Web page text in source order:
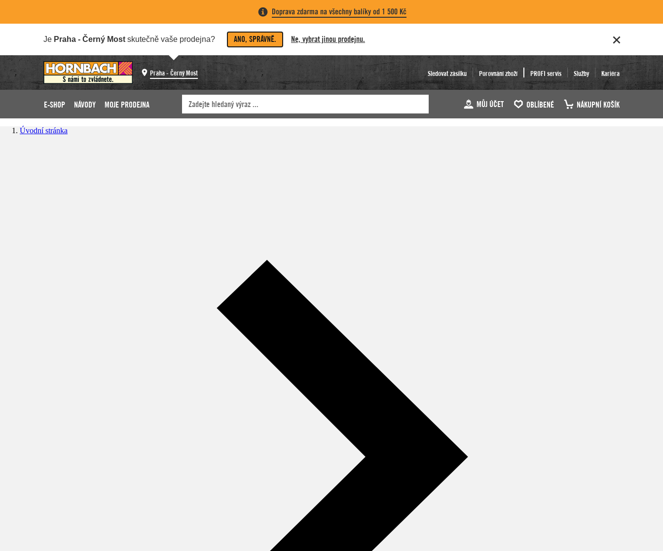
Doprava zdarma na všechny balíky od 1 500 Kč
Je Praha - Černý Most skutečně vaše prodejna? ANO, SPRÁVNĚ. Ne, vybrat jinou prodejnu.
Praha - Černý Most Sledovat zásilku Porovnání zboží PROFI servis Služby Kariéra
E-SHOP NÁVODY MOJE PRODEJNA MŮJ ÚČET OBLÍBENÉ NÁKUPNÍ KOŠÍK
Úvodní stránka